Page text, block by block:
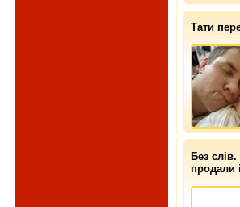
Тати
Без
продали